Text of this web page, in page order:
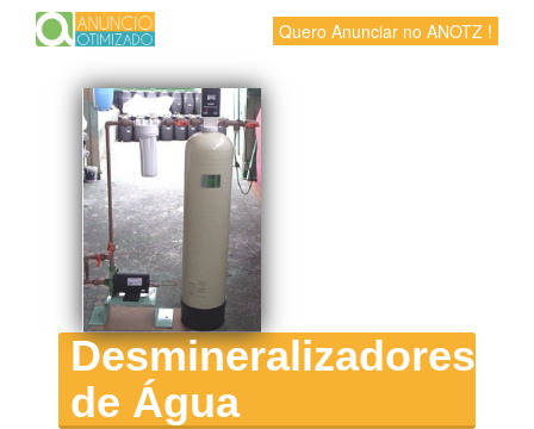
Quero Anunciar no ANOTZ !
Desmineralizadores
de Água